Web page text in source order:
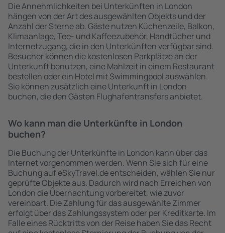
Die Annehmlichkeiten bei Unterkünften in London
hängen von der Art des ausgewählten Objekts und der
Anzahl der Sterne ab. Gäste nutzen Küchenzeile, Balkon,
Klimaanlage, Tee- und Kaffeezubehör, Handtücher und
Internetzugang, die in den Unterkünften verfügbar sind.
Besucher können die kostenlosen Parkplätze an der
Unterkunft benutzen, eine Mahlzeit in einem Restaurant
bestellen oder ein Hotel mit Swimmingpool auswählen.
Sie können zusätzlich eine Unterkunft in London
buchen, die den Gästen Flughafentransfers anbietet.
Wo kann man die Unterkünfte in London
buchen?
Die Buchung der Unterkünfte in London kann über das
Internet vorgenommen werden. Wenn Sie sich für eine
Buchung auf eSkyTravel.de entscheiden, wählen Sie nur
geprüfte Objekte aus. Dadurch wird nach Erreichen von
London die Übernachtung vorbereitet, wie zuvor
vereinbart. Die Zahlung für das ausgewählte Zimmer
erfolgt über das Zahlungssystem oder per Kreditkarte. Im
Falle eines Rücktritts von der Reise haben Sie das Recht